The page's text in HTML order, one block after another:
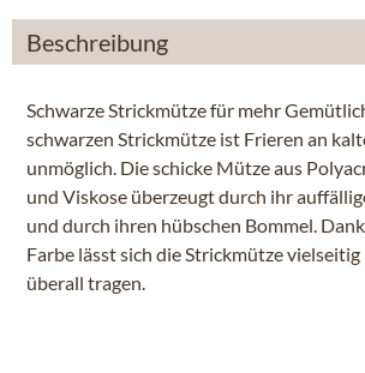
Beschreibung
Schwarze Strickmütze für mehr
schwarzen Strickmütze ist Frieren an
unmöglich. Die schicke Mütze aus
und Viskose überzeugt durch ihr
und durch ihren hübschen Bommel.
Farbe lässt sich die Strickmütze
überall tragen.